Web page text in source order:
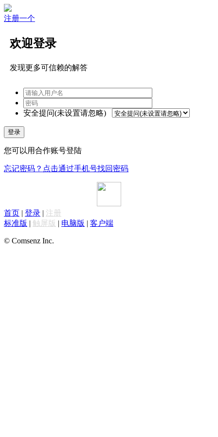
注册一个
欢迎登录
发现更多可信赖的解答
安全提问(未设置请忽略)
登录
您可以用合作账号登陆
忘记密码？点击通过手机号找回密码
首页 | 登录 | 注册
标准版 | 触屏版 | 电脑版 | 客户端
© Comsenz Inc.